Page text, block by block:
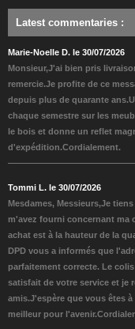
Latest commentaries :
Marie-Noelle D. le 30/07/2026
Monsieur,J'ai bien pris
remercie.Je profite de ce
depuis plus de quarante
chaque semestre sur les
le bois et donne un reflet
d'expédition.Cordialement.
Tommi L. le 30/07/2026
Mesdames, Messieurs,Je
m'avez fourni concernant ma
achat est à la hauteur de la
DPD vous a informés que
parfaitement correcte. Le
satisfait de votre service et je
amis.J'espère que vous êtes
meilleur pour